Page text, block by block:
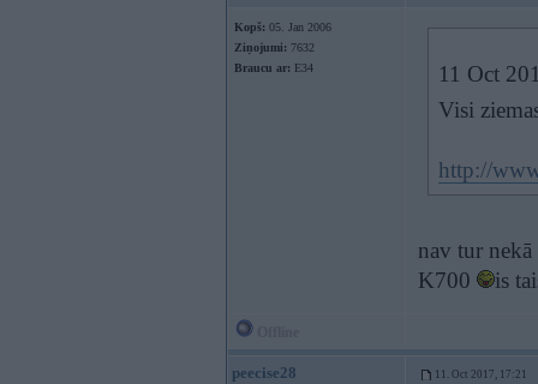
Kopš: 05. Jan 2006
Ziņojumi: 7632
Braucu ar: E34
11 Oct
Visi
http://
nav tur nekā
K700
is
peecise28 11. Oct 2017, 17:21